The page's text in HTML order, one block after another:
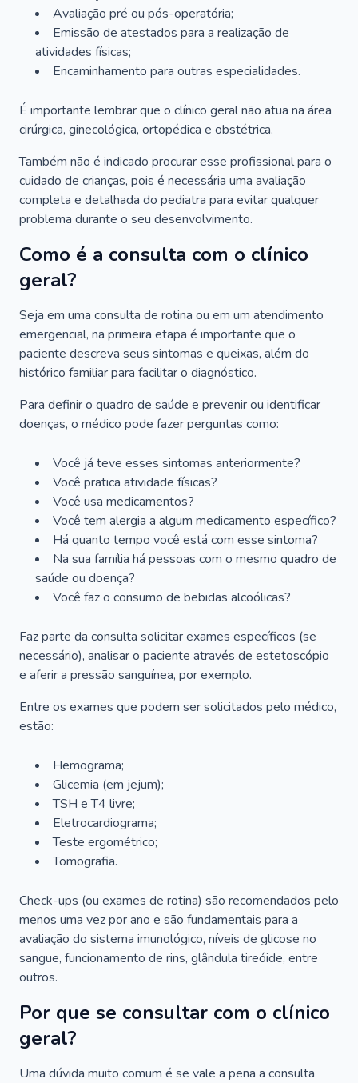
Avaliação pré ou pós-operatória;
Emissão de atestados para a realização de
atividades físicas;
Encaminhamento para outras especialidades.
É importante lembrar que o clínico geral não atua na área
cirúrgica, ginecológica, ortopédica e obstétrica.
Também não é indicado procurar esse profissional para o
cuidado de crianças, pois é necessária uma avaliação
completa e detalhada do pediatra para evitar qualquer
problema durante o seu desenvolvimento.
Como é a consulta com o clínico
geral?
Seja em uma consulta de rotina ou em um atendimento
emergencial, na primeira etapa é importante que o
paciente descreva seus sintomas e queixas, além do
histórico familiar para facilitar o diagnóstico.
Para definir o quadro de saúde e prevenir ou identificar
doenças, o médico pode fazer perguntas como:
Você já teve esses sintomas anteriormente?
Você pratica atividade físicas?
Você usa medicamentos?
Você tem alergia a algum medicamento específico?
Há quanto tempo você está com esse sintoma?
Na sua família há pessoas com o mesmo quadro de
saúde ou doença?
Você faz o consumo de bebidas alcoólicas?
Faz parte da consulta solicitar exames específicos (se
necessário), analisar o paciente através de estetoscópio
e aferir a pressão sanguínea, por exemplo.
Entre os exames que podem ser solicitados pelo médico,
estão:
Hemograma;
Glicemia (em jejum);
TSH e T4 livre;
Eletrocardiograma;
Teste ergométrico;
Tomografia.
Check-ups (ou exames de rotina) são recomendados pelo
menos uma vez por ano e são fundamentais para a
avaliação do sistema imunológico, níveis de glicose no
sangue, funcionamento de rins, glândula tireóide, entre
outros.
Por que se consultar com o clínico
geral?
Uma dúvida muito comum é se vale a pena a consulta